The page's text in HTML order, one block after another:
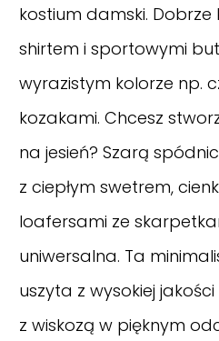
kostium damski. Dobrze
shirtem i sportowymi
wyrazistym kolorze np.
kozakami. Chcesz
na jesień? Szarą
z ciepłym swetrem,
loafersami ze
uniwersalna. Ta
uszyta z wysokiej
z wiskozą w pięknym